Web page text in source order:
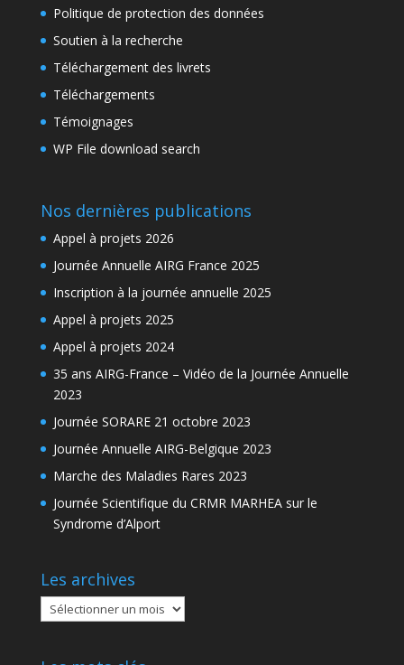
Politique de protection des données
Soutien à la recherche
Téléchargement des livrets
Téléchargements
Témoignages
WP File download search
Nos dernières publications
Appel à projets 2026
Journée Annuelle AIRG France 2025
Inscription à la journée annuelle 2025
Appel à projets 2025
Appel à projets 2024
35 ans AIRG-France – Vidéo de la Journée Annuelle
2023
Journée SORARE 21 octobre 2023
Journée Annuelle AIRG-Belgique 2023
Marche des Maladies Rares 2023
Journée Scientifique du CRMR MARHEA sur le
Syndrome d’Alport
Les archives
Les
archives